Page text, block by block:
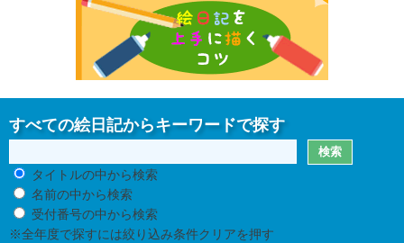
すべての絵日記からキーワードで探す
タイトルの中から検索
名前の中から検索
受付番号の中から検索
※全年度で探すには絞り込み条件クリアを押す